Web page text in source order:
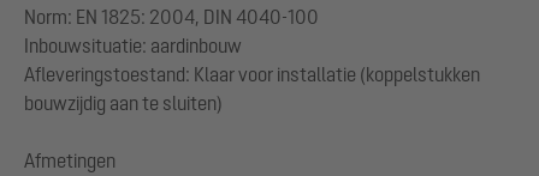
Norm: EN 1825: 2004, DIN 4040-100
Inbouwsituatie: aardinbouw
Afleveringstoestand: Klaar voor installatie (koppelstukken
bouwzijdig aan te sluiten)
Afmetingen